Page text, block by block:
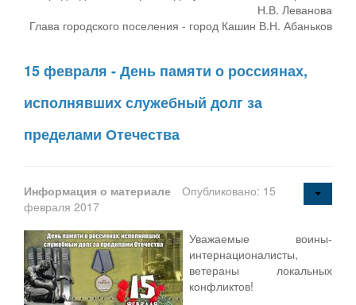
Н.В. Леванова
Глава городского поселения - город Кашин В.Н. Абаньков
15 февраля - День памяти о россиянах,
исполнявших служебный долг за
пределами Отечества
Информация о материале
Опубликовано: 15
февраля 2017
Уважаемые воины-
интернационалисты,
ветераны локальных
конфликтов!